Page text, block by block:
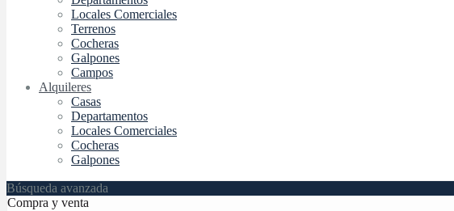
Locales Comerciales
Terrenos
Cocheras
Galpones
Campos
Alquileres
Casas
Departamentos
Locales Comerciales
Cocheras
Galpones
Búsqueda avanzada
Compra y venta